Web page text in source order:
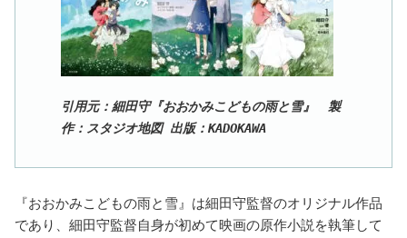
引用元：細田守『おおかみこどもの雨と雪』 製
作：スタジオ地図 出版：KADOKAWA
『おおかみこどもの雨と雪』は細田守監督のオリジナル作品
であり、細田守監督自身が初めて映画の原作小説を執筆して